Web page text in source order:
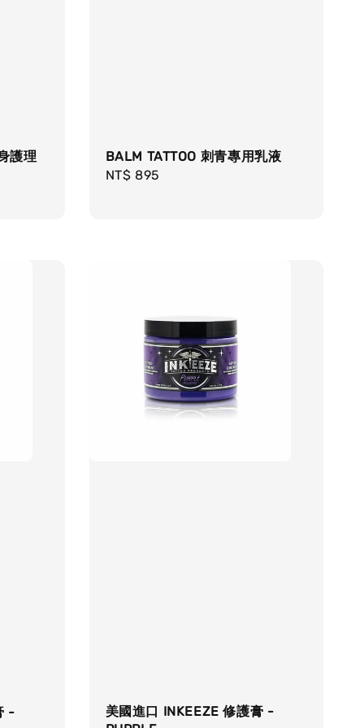
護理
BALM TATTOO 刺青專用乳液
Regular
NT$ 895
-
美國進口 INKEEZE 修護膏 -